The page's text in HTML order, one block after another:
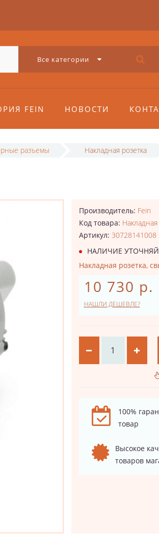
Все категории
FEIN НОВОСТИ
разъемы Накладная розетка
Производитель: Fein
Код товара: Накладная
Артикул: 30728141008
НАЛИЧИЕ
Накладная розетка,
10 730 р.
НАШЛИ ДЕШЕВЛЕ?
100%
товар
Высокое
товаров